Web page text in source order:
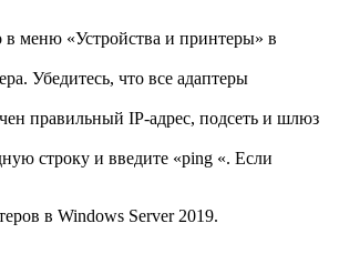
в меню «Устройства и принтеры» в
Убедитесь, что все адаптеры
правильный IP-адрес, подсеть и шлюз
строку и введите «ping «. Если
в Windows Server 2019.